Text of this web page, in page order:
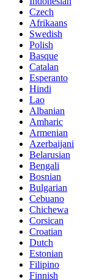
Czech
Afrikaans
Swedish
Polish
Basque
Catalan
Esperanto
Hindi
Lao
Albanian
Amharic
Armenian
Azerbaijani
Belarusian
Bengali
Bosnian
Bulgarian
Cebuano
Chichewa
Corsican
Croatian
Dutch
Estonian
Filipino
Finnish